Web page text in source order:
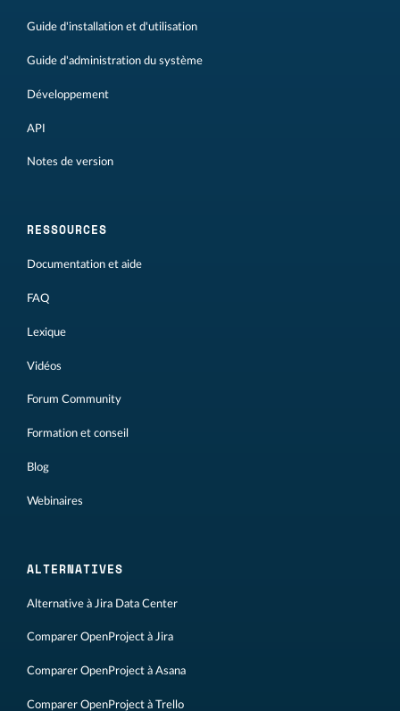
Guide d'installation et d'utilisation
Guide d'administration du système
Développement
API
Notes de version
RESSOURCES
Documentation et aide
FAQ
Lexique
Vidéos
Forum Community
Formation et conseil
Blog
Webinaires
ALTERNATIVES
Alternative à Jira Data Center
Comparer OpenProject à Jira
Comparer OpenProject à Asana
Comparer OpenProject à Trello